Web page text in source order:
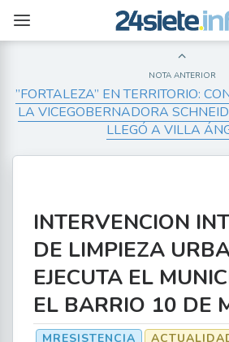
NOTA ANTERIOR
”FORTALEZA” EN TERRITORIO:
LA VICEGOBERNADORA
LLEGÓ A VILLA
INTERVENCION
DE LIMPIEZA
EJECUTA EL
EL BARRIO 10 DE
MRESISTENCIA